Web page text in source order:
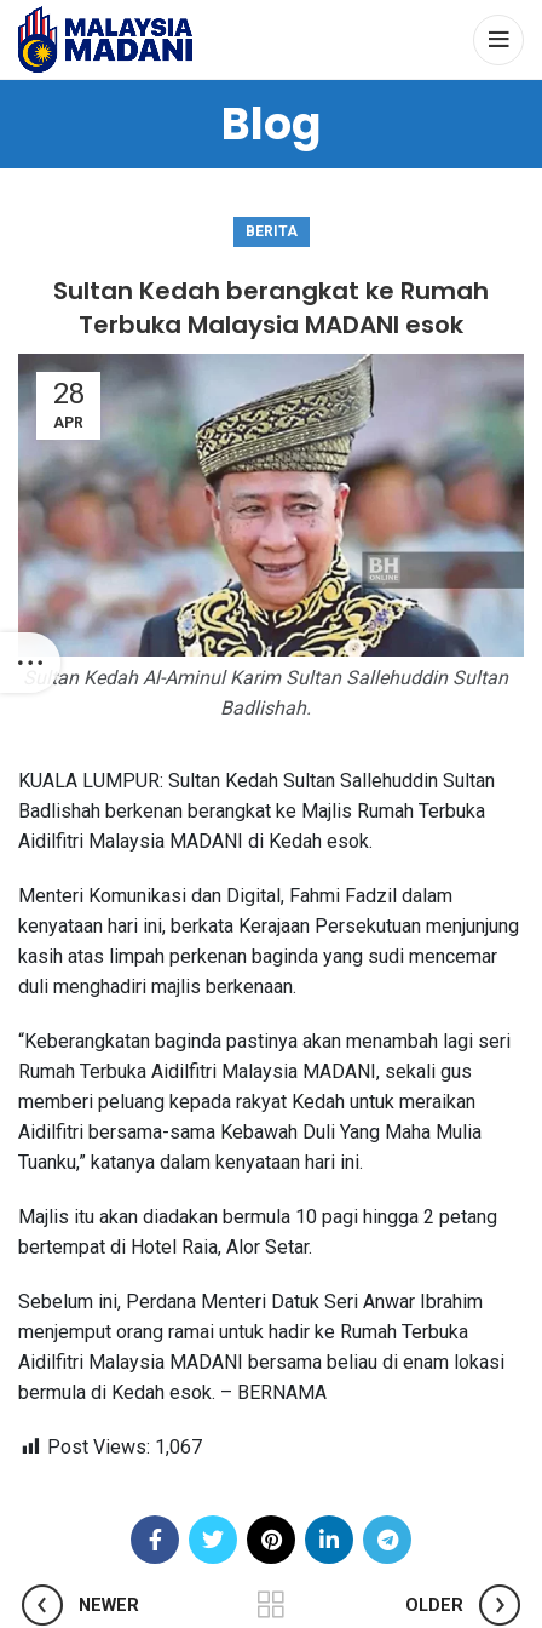
Blog
BERITA
Sultan Kedah berangkat ke Rumah
Terbuka Malaysia MADANI esok
Sultan Kedah Al-Aminul Karim Sultan Sallehuddin Sultan
Badlishah.
28
APR
KUALA LUMPUR: Sultan Kedah Sultan Sallehuddin Sultan
Badlishah berkenan berangkat ke Majlis Rumah Terbuka
Aidilfitri Malaysia MADANI di Kedah esok.
Menteri Komunikasi dan Digital, Fahmi Fadzil dalam
kenyataan hari ini, berkata Kerajaan Persekutuan menjunjung
kasih atas limpah perkenan baginda yang sudi mencemar
duli menghadiri majlis berkenaan.
“Keberangkatan baginda pastinya akan menambah lagi seri
Rumah Terbuka Aidilfitri Malaysia MADANI, sekali gus
memberi peluang kepada rakyat Kedah untuk meraikan
Aidilfitri bersama-sama Kebawah Duli Yang Maha Mulia
Tuanku,” katanya dalam kenyataan hari ini.
Majlis itu akan diadakan bermula 10 pagi hingga 2 petang
bertempat di Hotel Raia, Alor Setar.
Sebelum ini, Perdana Menteri Datuk Seri Anwar Ibrahim
menjemput orang ramai untuk hadir ke Rumah Terbuka
Aidilfitri Malaysia MADANI bersama beliau di enam lokasi
bermula di Kedah esok. – BERNAMA
Post Views: 1,067
NEWER OLDER